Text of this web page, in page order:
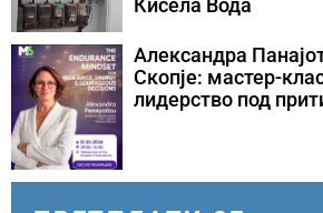
Кисела Вода
Александра
Скопје: мастер-
лидерство под